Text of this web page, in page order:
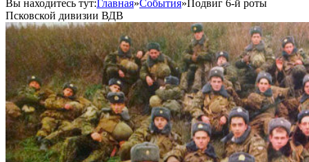
Вы находитесь тут:Главная»События»Подвиг 6-й роты
Псковской дивизии ВДВ